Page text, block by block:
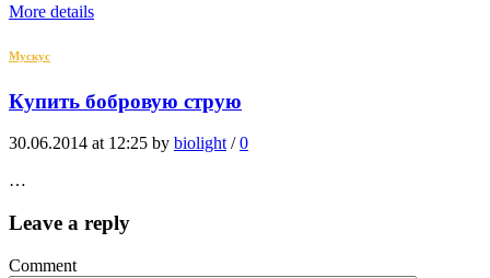
More details
Мускус
Купить бобровую струю
30.06.2014 at 12:25 by biolight /0
…
Leave a reply
Comment